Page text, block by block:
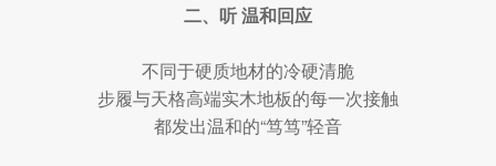
二、听 温和回应
不同于硬质地材的冷硬清脆
步履与天格高端实木地板的每一次接触
都发出温和的“笃笃”轻音